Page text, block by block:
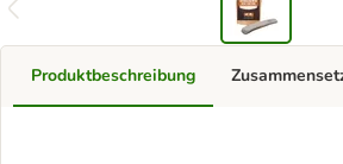
Produktbeschreibung